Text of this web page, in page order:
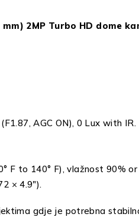
mm) 2MP Turbo HD dome
AGC ON), 0 Lux with IR.
F to 140° F), vlažnost 90%
× 4.9″).
gdje je potrebna